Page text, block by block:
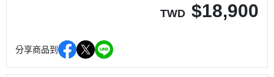
TWD $18,900
分享商品到